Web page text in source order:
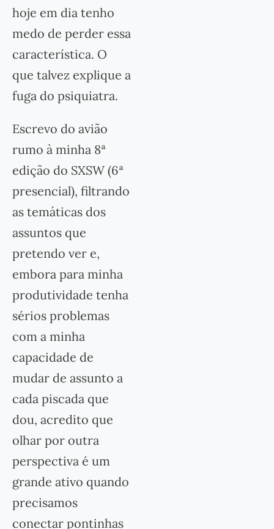
hoje em dia tenho
medo de perder essa
característica. O
que talvez explique a
fuga do psiquiatra.
Escrevo do avião
rumo à minha 8ª
edição do SXSW (6ª
presencial), filtrando
as temáticas dos
assuntos que
pretendo ver e,
embora para minha
produtividade tenha
sérios problemas
com a minha
capacidade de
mudar de assunto a
cada piscada que
dou, acredito que
olhar por outra
perspectiva é um
grande ativo quando
precisamos
conectar pontinhas